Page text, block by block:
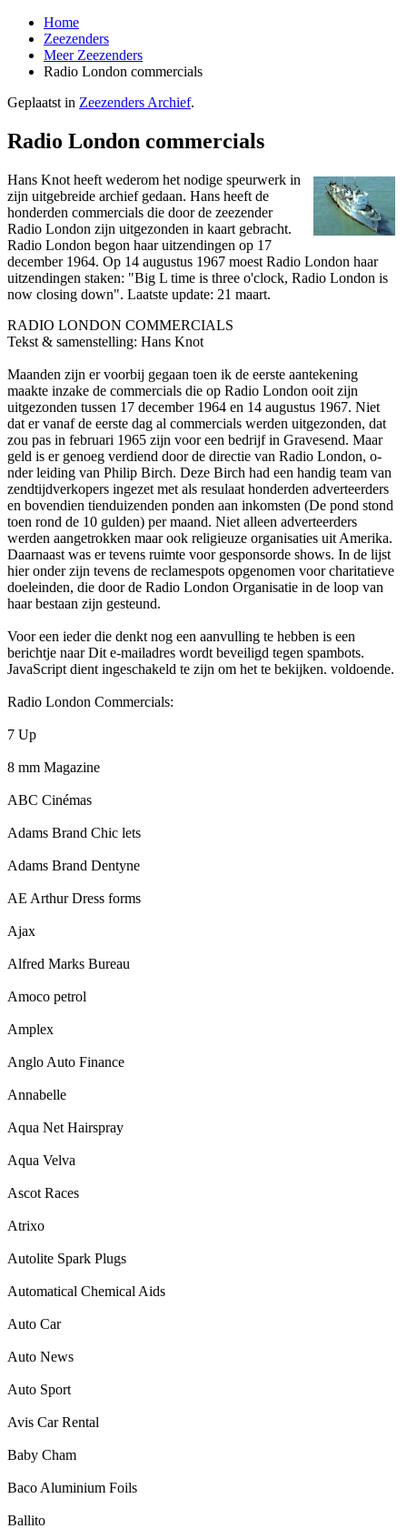
Home
Zeezenders
Meer Zeezenders
Radio London commercials
Geplaatst in Zeezenders Archief.
Radio London commercials
Hans Knot heeft wederom het nodige speurwerk in
zijn uitgebreide archief gedaan. Hans heeft de
honderden commercials die door de zeezender
Radio London zijn uitgezonden in kaart gebracht.
Radio London begon haar uitzendingen op 17
december 1964. Op 14 augustus 1967 moest Radio London haar
uitzendingen staken: "Big L time is three o'clock, Radio London is
now closing down". Laatste update: 21 maart.
RADIO LONDON COMMERCIALS
Tekst & samenstelling: Hans Knot
Maanden zijn er voorbij gegaan toen ik de eerste aantekening
maakte inzake de commercials die op Radio London ooit zijn
uitgezonden tussen 17 december 1964 en 14 augustus 1967. Niet
dat er vanaf de eerste dag al commercials werden uitgezonden, dat
zou pas in februari 1965 zijn voor een bedrijf in Gravesend. Maar
geld is er genoeg verdiend door de directie van Radio London, o­
nder leiding van Philip Birch. Deze Birch had een handig team van
zendtijdverkopers ingezet met als resulaat honderden adverteerders
en bovendien tienduizenden ponden aan inkomsten (De pond stond
toen rond de 10 gulden) per maand. Niet alleen adverteerders
werden aangetrokken maar ook religieuze organisaties uit Amerika.
Daarnaast was er tevens ruimte voor gesponsorde shows. In de lijst
hier o­nder zijn tevens de reclamespots opgenomen voor charitatieve
doeleinden, die door de Radio London Organisatie in de loop van
haar bestaan zijn gesteund.
Voor een ieder die denkt nog een aanvulling te hebben is een
berichtje naarDit e-mailadres wordt beveiligd tegen spambots.
JavaScript dient ingeschakeld te zijn om het te bekijken. voldoende.
Radio London Commercials:
7 Up
8 mm Magazine
ABC Cinémas
Adams Brand Chic lets
Adams Brand Dentyne
AE Arthur Dress forms
Ajax
Alfred Marks Bureau
Amoco petrol
Amplex
Anglo Auto Finance
Annabelle
Aqua Net Hairspray
Aqua Velva
Ascot Races
Atrixo
Autolite Spark Plugs
Automatical Chemical Aids
Auto Car
Auto News
Auto Sport
Avis Car Rental
Baby Cham
Baco Aluminium Foils
Ballito